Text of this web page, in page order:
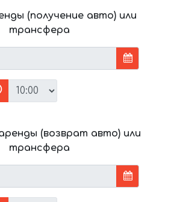
(получение авто) или
трансфера
(возврат авто) или
трансфера